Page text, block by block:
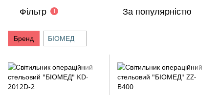
Фільтр 1 За популярністю
Бренд БІОМЕД